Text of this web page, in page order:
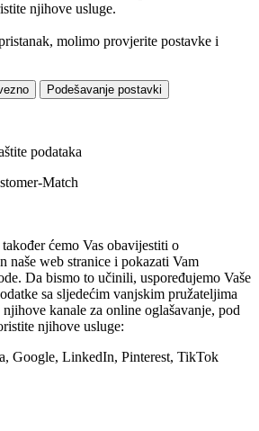
njihove usluge.
molimo provjerite postavke i
Podešavanje postavki
podataka
Match
ćemo Vas obavijestiti o
naše web stranice i pokazati Vam
Da bismo to učinili, uspoređujemo Vaše
sa sljedećim vanjskim pružateljima
kanale za online oglašavanje, pod
njihove usluge:
Google, LinkedIn, Pinterest, TikTok